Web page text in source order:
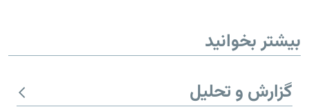
بیشتر بخوانید
گزارش و تحلیل